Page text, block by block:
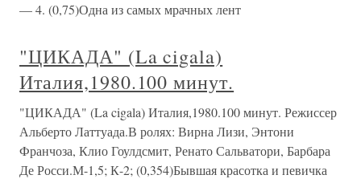
— 4. (0,75)Одна из самых мрачных лент
"ЦИКАДА" (La cigala)
Италия,1980.100 минут.
"ЦИКАДА" (La cigala) Италия,1980.100 минут. Режиссер
Альберто Латтуада.В ролях: Вирна Лизи, Энтони
Франчоза, Клио Гоулдсмит, Ренато Сальватори, Барбара
Де Росси.М-1,5; К-2; (0,354)Бывшая красотка и певичка